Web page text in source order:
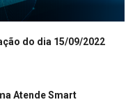
do dia 15/09/2022
Atende Smart